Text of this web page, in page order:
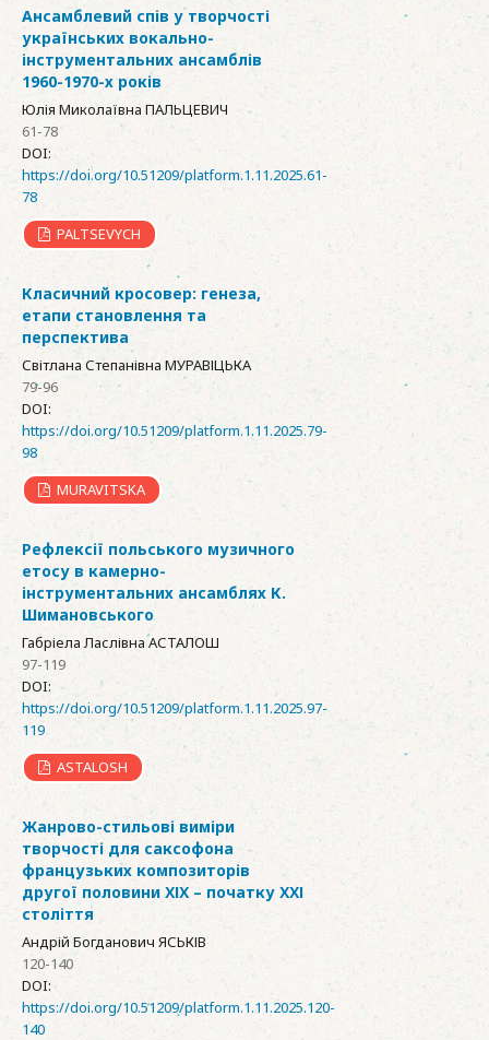
Ансамблевий спів у творчості
українських вокально-
інструментальних ансамблів
1960-1970-х років
Юлія Миколаївна ПАЛЬЦЕВИЧ
61-78
DOI:
https://doi.org/10.51209/platform.1.11.2025.61-
78
PALTSEVYCH
Класичний кросовер: генеза,
етапи становлення та
перспектива
Світлана Степанівна МУРАВІЦЬКА
79-96
DOI:
https://doi.org/10.51209/platform.1.11.2025.79-
98
MURAVITSKA
Рефлексії польського музичного
етосу в камерно-
інструментальних ансамблях К.
Шимановського
Габріела Ласлівна АСТАЛОШ
97-119
DOI:
https://doi.org/10.51209/platform.1.11.2025.97-
119
ASTALOSH
Жанрово-стильові виміри
творчості для саксофона
французьких композиторів
другої половини ХІХ – початку ХХІ
століття
Андрій Богданович ЯСЬКІВ
120-140
DOI:
https://doi.org/10.51209/platform.1.11.2025.120-
140